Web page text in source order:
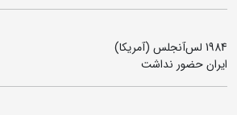
1984 لس‌آنجلس (آمریکا)
ایران حضور نداشت